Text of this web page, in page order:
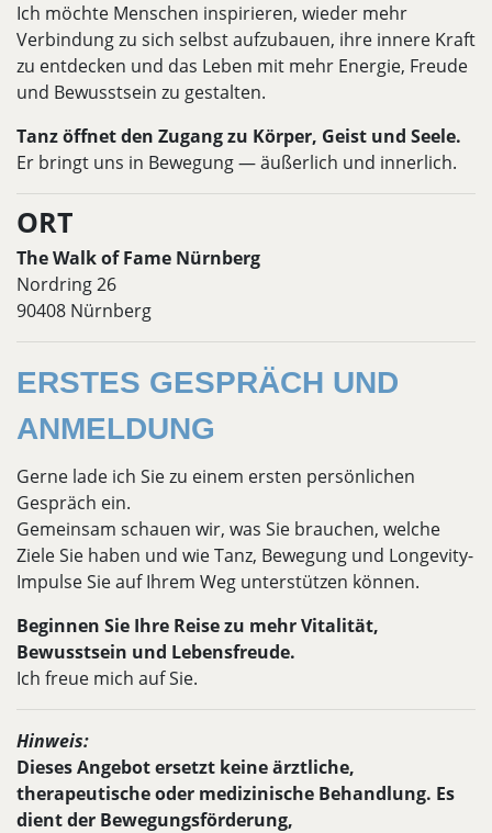
Ich möchte Menschen inspirieren, wieder mehr
Verbindung zu sich selbst aufzubauen, ihre innere Kraft
zu entdecken und das Leben mit mehr Energie, Freude
und Bewusstsein zu gestalten.
Tanz öffnet den Zugang zu Körper, Geist und Seele.
Er bringt uns in Bewegung — äußerlich und innerlich.
ORT
The Walk of Fame Nürnberg
Nordring 26
90408 Nürnberg
ERSTES GESPRÄCH UND
ANMELDUNG
Gerne lade ich Sie zu einem ersten persönlichen
Gespräch ein.
Gemeinsam schauen wir, was Sie brauchen, welche
Ziele Sie haben und wie Tanz, Bewegung und Longevity-
Impulse Sie auf Ihrem Weg unterstützen können.
Beginnen Sie Ihre Reise zu mehr Vitalität,
Bewusstsein und Lebensfreude.
Ich freue mich auf Sie.
Hinweis:
Dieses Angebot ersetzt keine ärztliche,
therapeutische oder medizinische Behandlung. Es
dient der Bewegungsförderung,